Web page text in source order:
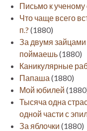
Письмо к ученому
Что чаще всего
п.? (1880)
За двумя
поймаешь(1880)
Каникулярные
Папаша (1880)
Мой юбилей
Тысяча одна
одной части с
За яблочки (1880)